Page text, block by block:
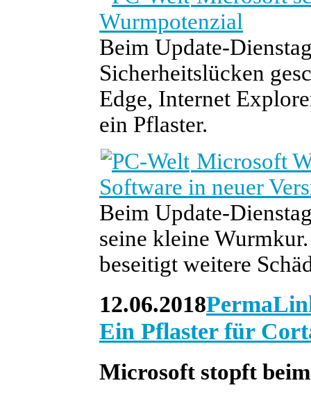
Wurmpotenzial
Beim Update-
Sicherheitslücken
Edge, Internet
ein Pflaster.
Microsoft
Software in neuer
Beim Update-
seine kleine
beseitigt weitere
12.06.2018
Ein Pflaster für
Microsoft stopft